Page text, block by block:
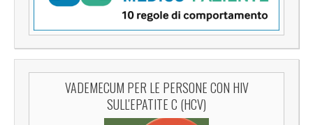
VADEMECUM PER LE PERSONE CON HIV
SULL'EPATITE C (HCV)